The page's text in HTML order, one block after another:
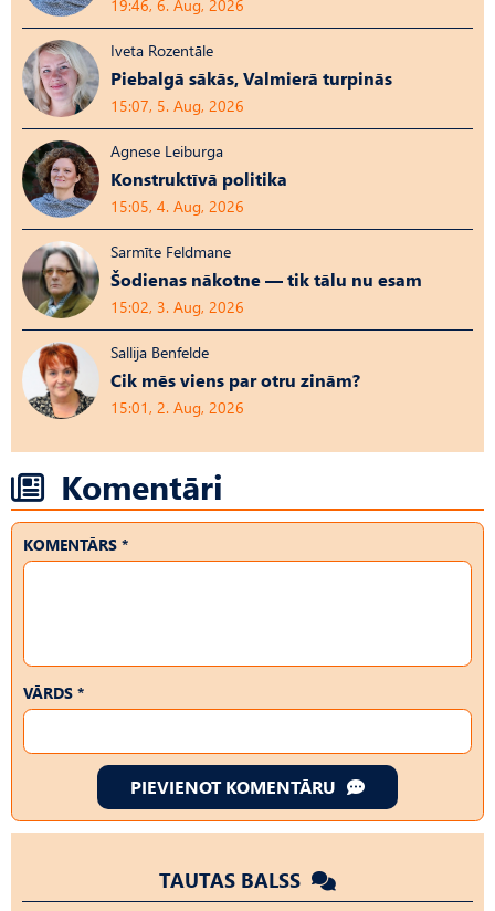
19:46, 6. Aug, 2026
Iveta Rozentāle
Piebalgā sākās, Valmierā turpinās
15:07, 5. Aug, 2026
Agnese Leiburga
Konstruktīvā politika
15:05, 4. Aug, 2026
Sarmīte Feldmane
Šodienas nākotne — tik tālu nu esam
15:02, 3. Aug, 2026
Sallija Benfelde
Cik mēs viens par otru zinām?
15:01, 2. Aug, 2026
Komentāri
KOMENTĀRS *
VĀRDS *
PIEVIENOT KOMENTĀRU
TAUTAS BALSS